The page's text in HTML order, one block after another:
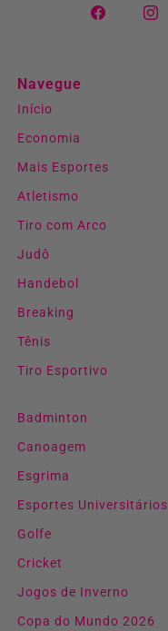
Navegue
Início
Economia
Mais Esportes
Atletismo
Tiro com Arco
Judô
Handebol
Breaking
Tênis
Tiro Esportivo
Badminton
Canoagem
Esgrima
Esportes Universitários
Golfe
Cricket
Jogos de Inverno
Copa do Mundo 2026